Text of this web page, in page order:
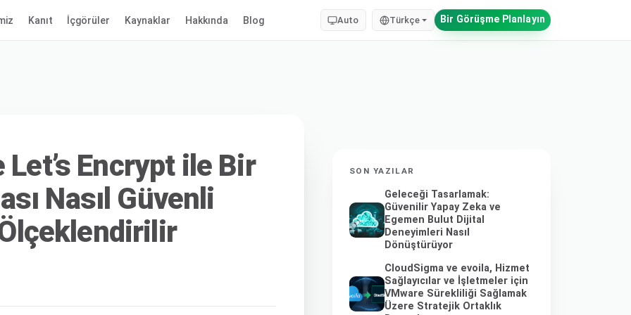
Kanıt İçgörüler Kaynaklar Hakkında Blog Auto Türkçe Bir Görüşme Planlayın
Encrypt ile Bir
Nasıl Güvenli
SON YAZILAR
Geleceği Tasarlamak:
Güvenilir Yapay Zeka ve
Egemen Bulut Dijital
Deneyimleri Nasıl
Dönüştürüyor
CloudSigma ve evoila, Hizmet
Sağlayıcılar ve İşletmeler için
VMware Sürekliliği Sağlamak
Üzere Stratejik Ortaklık